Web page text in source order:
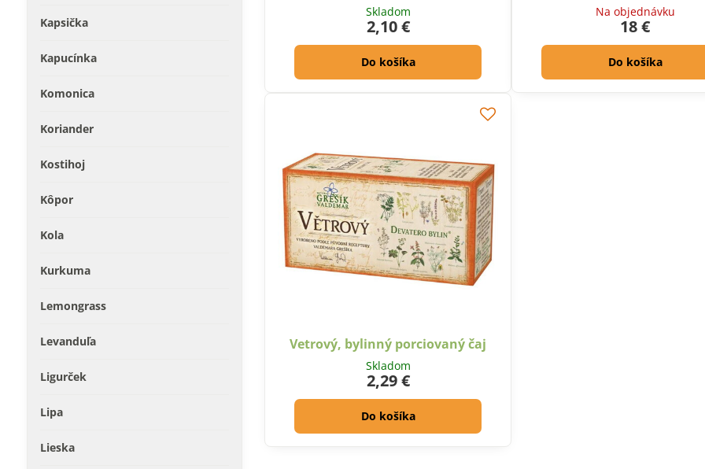
Skladom
2,10 €
Do košíka
Na objednávku
18 €
Do košíka
Vetrový, bylinný porciovaný čaj
Skladom
2,29 €
Do košíka
Kapsička
Kapucínka
Komonica
Koriander
Kostihoj
Kôpor
Kola
Kurkuma
Lemongrass
Levanduľa
Ligurček
Lipa
Lieska